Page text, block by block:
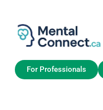
contenu
For Professionals